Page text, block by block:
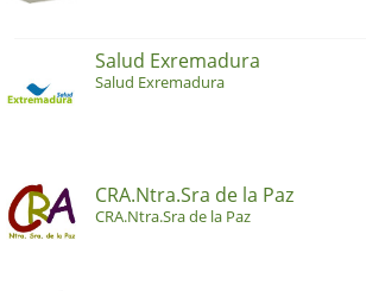
Salud Exremadura
Salud Exremadura
CRA.Ntra.Sra de la Paz
CRA.Ntra.Sra de la Paz